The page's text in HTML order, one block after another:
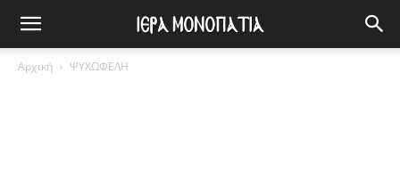
Αρχική ΨΥΧΩΦΕΛΗ